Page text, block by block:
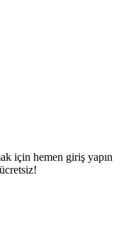
için hemen giriş yapın